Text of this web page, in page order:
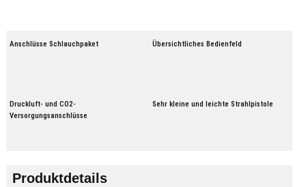
Anschlüsse Schlauchpaket Übersichtliches Bedienfeld
Druckluft- und CO2-
Versorgungsanschlüsse
Sehr kleine und leichte Strahlpistole
Produktdetails